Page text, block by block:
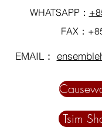
年按比例的年假
第4章） - 長期
（如適用）（請
其他根據僱傭合
予傭工的款項，
11章）等。 你應
時所付款項的 收
WHATSAPP：
FAX：
EMAIL：
Tsim